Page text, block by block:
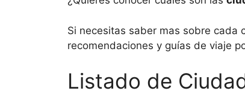
Si necesitas saber mas sobre cada
recomendaciones y guías de viaje
Listado de